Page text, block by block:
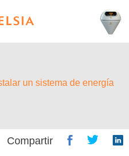
un sistema de energía
Compartir